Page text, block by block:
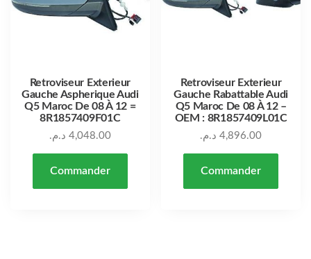
Retroviseur Exterieur
Gauche Aspherique Audi
Q5 Maroc De 08 À 12 =
8R1857409F01C
4,048.00 د.م.
Commander
Retroviseur Exterieur
Gauche Rabattable Audi
Q5 Maroc De 08 À 12 –
OEM : 8R1857409L01C
4,896.00 د.م.
Commander